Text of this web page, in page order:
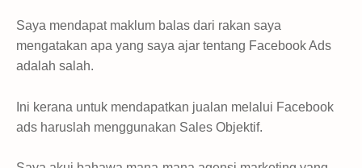
Saya mendapat maklum balas dari rakan saya
mengatakan apa yang saya ajar tentang Facebook Ads
adalah salah.
Ini kerana untuk mendapatkan jualan melalui Facebook
ads haruslah menggunakan Sales Objektif.